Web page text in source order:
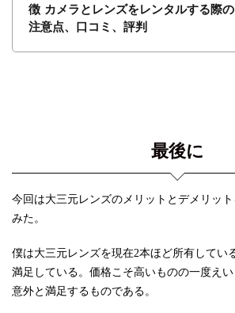
徴 カメラとレンズをレンタルする際の
注意点、口コミ、評判
最後に
今回は大三元レンズのメリットとデメリッ
みた。
僕は大三元レンズを現在2本ほど所有してい
満足している。価格こそ高いものの一度え
意外と満足するものである。